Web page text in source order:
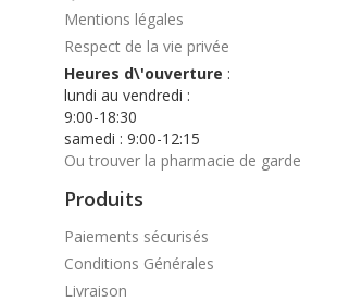
Mentions légales
Respect de la vie privée
Heures d\'ouverture :
lundi au vendredi :
9:00-18:30
samedi : 9:00-12:15
Ou trouver la pharmacie de garde
Produits
Paiements sécurisés
Conditions Générales
Livraison